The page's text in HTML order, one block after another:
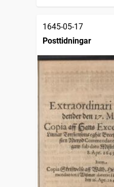
1645-05-17
Posttidningar